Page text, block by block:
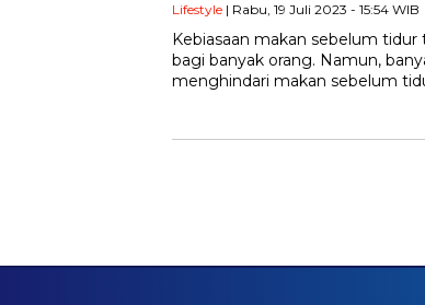
Lifestyle | Rabu, 19 Juli 2023 - 15:54 WIB
Kebiasaan makan sebelum
bagi banyak orang. Namun,
menghindari makan sebelum